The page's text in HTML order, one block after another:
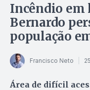
Incêndio em
Bernardo
população
Francisco Neto
Área de difícil